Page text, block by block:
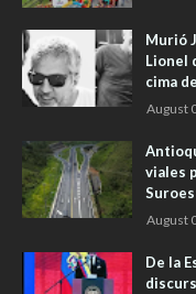
Murió
Lionel
cima
August
viales
August
De la